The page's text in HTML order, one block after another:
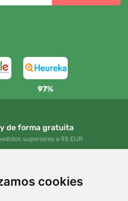
cookies
97%
de forma gratuita
superiores a 95 EUR
gratuitos
su pedido en cualquier momento